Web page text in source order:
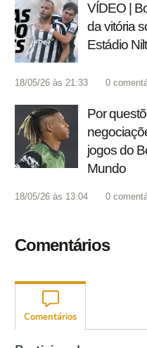
VÍDEO |
da vitória
Estádio
18/05/26 às 21:33 0
Por
jogos do
Mundo
18/05/26 às 13:04 0
Comentários